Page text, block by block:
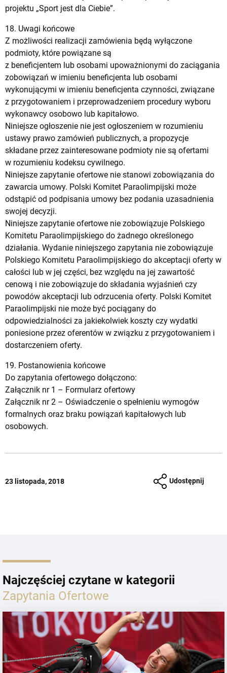
projektu „Sport jest dla Ciebie”.
18. Uwagi końcowe
Z możliwości realizacji zamówienia będą wyłączone
podmioty, które powiązane są
z beneficjentem lub osobami upoważnionymi do zaciągania
zobowiązań w imieniu beneficjenta lub osobami
wykonującymi w imieniu beneficjenta czynności, związane
z przygotowaniem i przeprowadzeniem procedury wyboru
wykonawcy osobowo lub kapitałowo.
Niniejsze ogłoszenie nie jest ogłoszeniem w rozumieniu
ustawy prawo zamówień publicznych, a propozycje
składane przez zainteresowane podmioty nie są ofertami
w rozumieniu kodeksu cywilnego.
Niniejsze zapytanie ofertowe nie stanowi zobowiązania do
zawarcia umowy. Polski Komitet Paraolimpijski może
odstąpić od podpisania umowy bez podania uzasadnienia
swojej decyzji.
Niniejsze zapytanie ofertowe nie zobowiązuje Polskiego
Komitetu Paraolimpijskiego do żadnego określonego
działania. Wydanie niniejszego zapytania nie zobowiązuje
Polskiego Komitetu Paraolimpijskiego do akceptacji oferty w
całości lub w jej części, bez względu na jej zawartość
cenową i nie zobowiązuje do składania wyjaśnień czy
powodów akceptacji lub odrzucenia oferty. Polski Komitet
Paraolimpijski nie może być pociągany do
odpowiedzialności za jakiekolwiek koszty czy wydatki
poniesione przez oferentów w związku z przygotowaniem i
dostarczeniem oferty.
19. Postanowienia końcowe
Do zapytania ofertowego dołączono:
Załącznik nr 1 – Formularz ofertowy
Załącznik nr 2 – Oświadczenie o spełnieniu wymogów
formalnych oraz braku powiązań kapitałowych lub
osobowych.
23 listopada, 2018 Udostępnij
Najczęściej czytane w kategorii
Zapytania Ofertowe